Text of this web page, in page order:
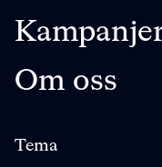
Om oss
Tema